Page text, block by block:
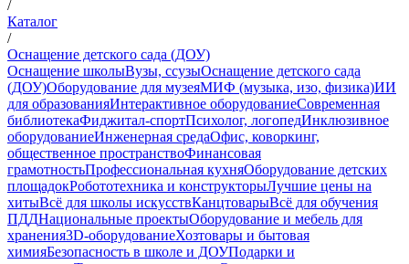
/
Каталог
/
Оснащение детского сада (ДОУ)
Оснащение школыВузы, ссузыОснащение детского сада
(ДОУ)Оборудование для музеяМИФ (музыка, изо, физика)ИИ
для образованияИнтерактивное оборудованиеСовременная
библиотекаФиджитал-спортПсихолог, логопедИнклюзивное
оборудованиеИнженерная средаОфис, коворкинг,
общественное пространствоФинансовая
грамотностьПрофессиональная кухняОборудование детских
площадокРобототехника и конструкторыЛучшие цены на
хитыВсё для школы искусствКанцтоварыВсё для обучения
ПДДНациональные проектыОборудование и мебель для
хранения3D-оборудованиеХозтовары и бытовая
химияБезопасность в школе и ДОУПодарки и